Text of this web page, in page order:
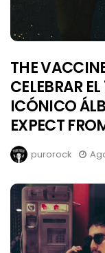
THE
CELEBRAR
ICÓNICO
EXPECT
purorock